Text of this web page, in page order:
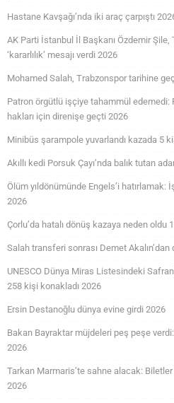
Hastane Kavşağı’nda iki araç çarpıştı
AK Parti İstanbul İl Başkanı Özdemir Şile,
‘kararlılık’ mesajı verdi 2026
Mohamed Salah, Trabzonspor tarihine
Patron örgütlü işçiye tahammül edemedi:
hakları için direnişe geçti 2026
Minibüs şarampole yuvarlandı kazada 5
Akıllı kedi Porsuk Çayı’nda balık tutan
Ölüm yıldönümünde Engels’i hatırlamak:
2026
Çorlu’da hatalı dönüş kazaya neden oldu
Salah transferi sonrası Demet
UNESCO Dünya Miras Listesindeki
258 kişi konakladı 2026
Ersin Destanoğlu dünya evine girdi 2026
Bakan Bayraktar müjdeleri peş peşe
2026
Tarkan Marmaris’te sahne alacak: Biletler
2026